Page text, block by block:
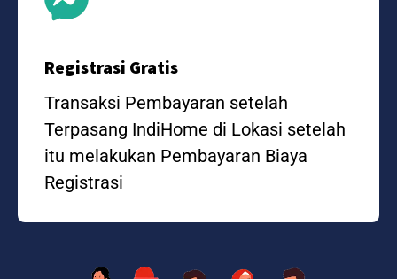
Registrasi Gratis
Transaksi Pembayaran setelah
Terpasang IndiHome di Lokasi setelah
itu melakukan Pembayaran Biaya
Registrasi